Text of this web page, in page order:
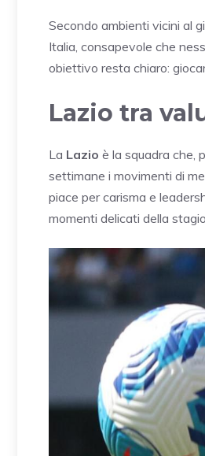
Secondo ambienti vicini al
Italia, consapevole che
obiettivo resta chiaro:
Lazio tra
La Lazio è la squadra che,
settimane i movimenti di
piace per carisma e
momenti delicati della